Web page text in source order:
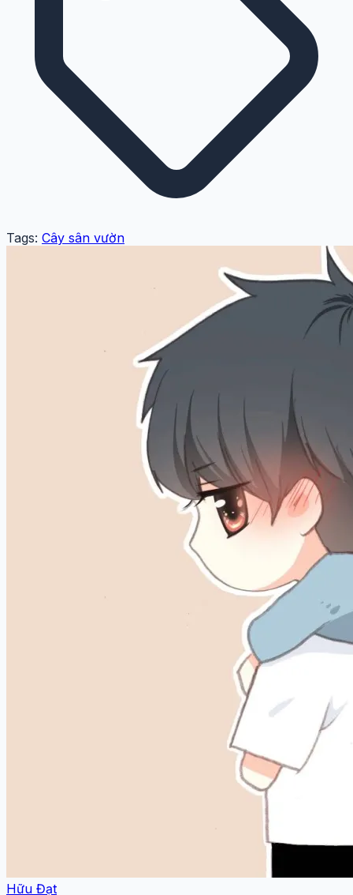
Tags: Cây sân vườn
Hữu Đạt